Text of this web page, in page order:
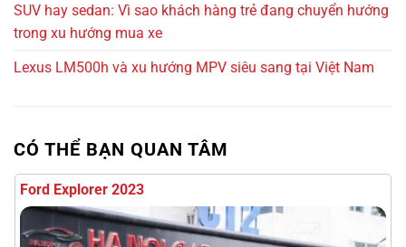
SUV hay sedan: Vì sao khách hàng trẻ đang chuyển hướng
trong xu hướng mua xe
Lexus LM500h và xu hướng MPV siêu sang tại Việt Nam
CÓ THỂ BẠN QUAN TÂM
Toyota Prado 2025